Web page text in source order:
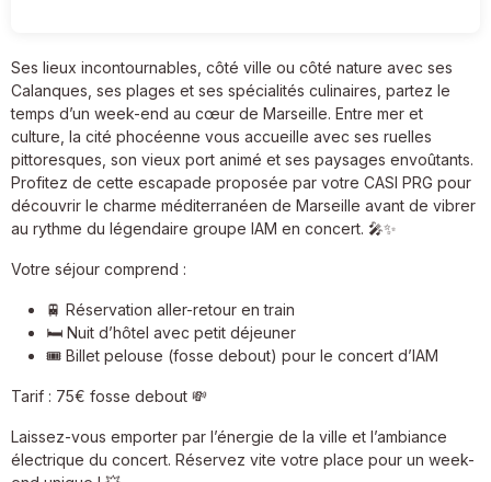
Ses lieux incontournables, côté ville ou côté nature avec ses
Calanques, ses plages et ses spécialités culinaires, partez le
temps d’un week-end au cœur de Marseille. Entre mer et
culture, la cité phocéenne vous accueille avec ses ruelles
pittoresques, son vieux port animé et ses paysages envoûtants.
Profitez de cette escapade proposée par votre CASI PRG pour
découvrir le charme méditerranéen de Marseille avant de vibrer
au rythme du légendaire groupe IAM en concert. 🎤✨
Votre séjour comprend :
🚆 Réservation aller-retour en train
🛏️ Nuit d’hôtel avec petit déjeuner
🎟️ Billet pelouse (fosse debout) pour le concert d’IAM
Tarif : 75€ fosse debout 💸
Laissez-vous emporter par l’énergie de la ville et l’ambiance
électrique du concert. Réservez vite votre place pour un week-